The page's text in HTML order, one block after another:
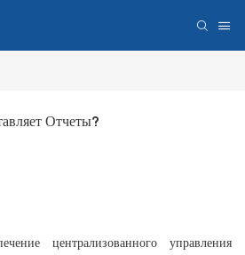
Отчеты?
централизованного управления